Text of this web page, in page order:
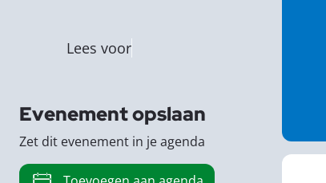
Lees voor
Evenement opslaan
Zet dit evenement in je agenda